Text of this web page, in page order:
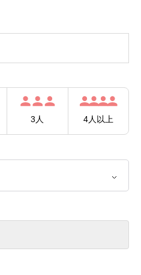
3人 4人以上